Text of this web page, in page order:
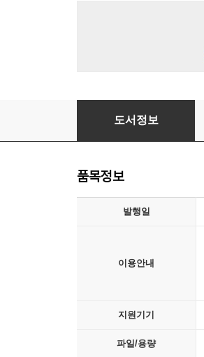
인간들의 가장 은밀한 기억
도서정보
품목정보
발행일
이용안내
지원기기
파일/용량